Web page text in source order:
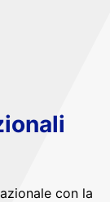
con la